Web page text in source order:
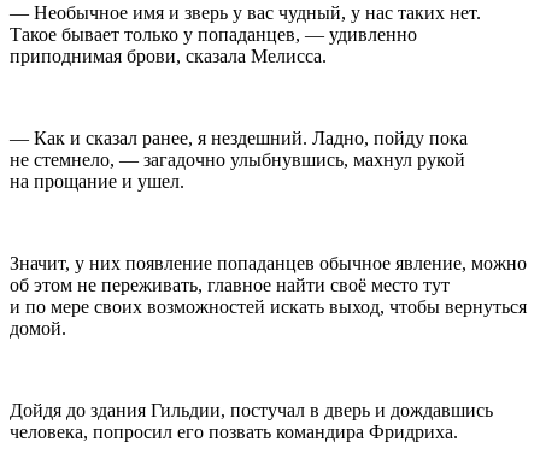
— Необычное имя и зверь у вас чудный, у нас таких нет.
Такое бывает только у попаданцев, — удивленно
приподнимая брови, сказала Мелисса.
— Как и сказал ранее, я нездешний. Ладно, пойду пока
не стемнело, — загадочно улыбнувшись, махнул рукой
на прощание и ушел.
Значит, у них появление попаданцев обычное явление, можно
об этом не переживать, главное найти своё место тут
и по мере своих возможностей искать выход, чтобы вернуться
домой.
Дойдя до здания Гильдии, постучал в дверь и дождавшись
человека, попросил его позвать командира Фридриха.